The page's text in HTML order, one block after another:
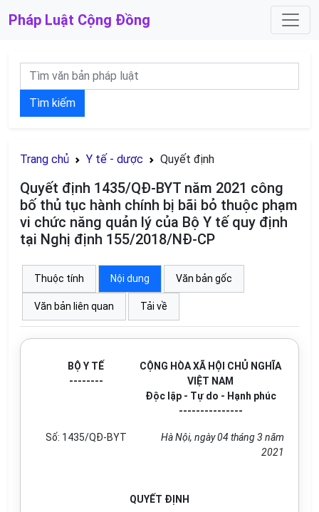
Pháp Luật Cộng Đồng
Tìm kiếm
Trang chủ Y tế - dược Quyết định
Quyết định 1435/QĐ-BYT năm 2021 công
bố thủ tục hành chính bị bãi bỏ thuộc phạm
vi chức năng quản lý của Bộ Y tế quy định
tại Nghị định 155/2018/NĐ-CP
Thuộc tính Nội dung Văn bản gốc
Văn bản liên quan Tải về
BỘ Y TẾ
--------
CỘNG HÒA XÃ HỘI CHỦ NGHĨA
VIỆT NAM
Độc lập - Tự do - Hạnh phúc
---------------
Số: 1435/QĐ-BYT
Hà Nội, ngày 04 tháng 3 năm
2021
QUYẾT ĐỊNH